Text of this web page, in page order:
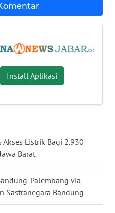
Install Aplikasi
Akses Listrik Bagi 2.930
Barat
Palembang via
Sastranegara Bandung